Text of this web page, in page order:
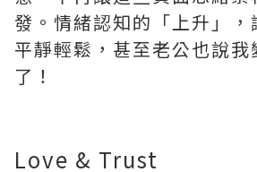
發。情緒認知的「上升」，
平靜輕鬆，甚至老公也說我
了！
Love & Trust